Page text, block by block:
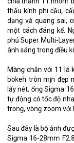
thấu kính phi cầu,
dạng và quang sai,
một cách đáng kể.
phủ Super Multi-
ánh sáng trong điều
Màng chắn với 11 lá
bokeh tròn mịn đẹp
lấy nét, ống Sigma
tự động có tốc độ
trong, vòng zoom với
Sau đây là bộ ảnh
Sigma 16-28mm